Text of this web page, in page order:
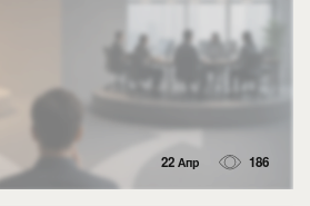
22 Апр 186